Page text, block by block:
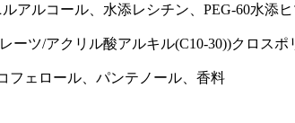
アルコール、水添レシチン、PEG-60水添
ーツ/アクリル酸アルキル(C10-30))クロスポ
フェロール、パンテノール、香料